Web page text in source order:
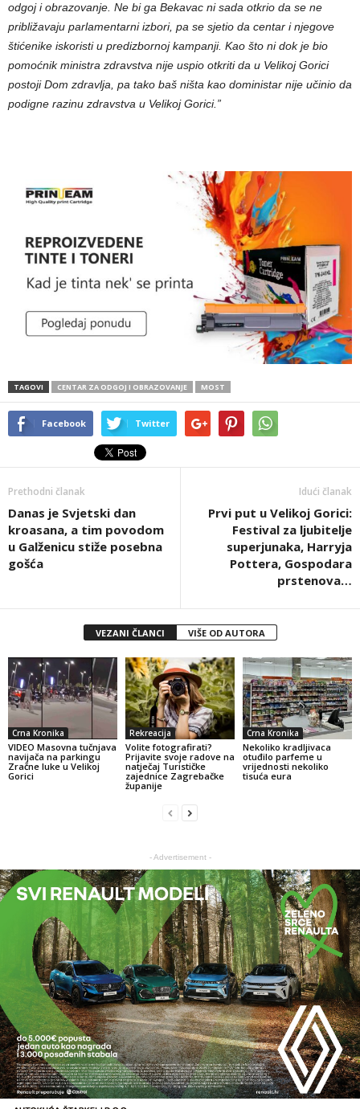
odgoj i obrazovanje. Ne bi ga Bekavac ni sada otkrio da se ne
približavaju parlamentarni izbori, pa se sjetio da centar i njegove
štićenike iskoristi u predizbornoj kampanji. Kao što ni dok je bio
pomoćnik ministra zdravstva nije uspio otkriti da u Velikoj Gorici
postoji Dom zdravlja, pa tako baš ništa kao doministar nije učinio da
podigne razinu zdravstva u Velikoj Gorici.”
TAGOVI CENTAR ZA ODGOJ I OBRAZOVANJE MOST
Facebook Twitter
Prethodni članak
Danas je Svjetski dan
kroasana, a tim povodom
u Galženicu stiže posebna
gošća
Idući članak
Prvi put u Velikoj Gorici:
Festival za ljubitelje
superjunaka, Harryja
Pottera, Gospodara
prstenova…
VEZANI ČLANCI VIŠE OD AUTORA
Crna Kronika
VIDEO Masovna tučnjava
navijača na parkingu
Zračne luke u Velikoj
Gorici
Rekreacija
Volite fotografirati?
Prijavite svoje radove na
natječaj Turističke
zajednice Zagrebačke
županije
Crna Kronika
Nekoliko kradljivaca
otuđilo parfeme u
vrijednosti nekoliko
tisuća eura
- Advertisement -